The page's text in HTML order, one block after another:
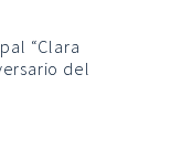
“Clara
del